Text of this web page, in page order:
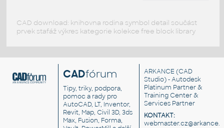
CAD download: knihovna rodina symbol detail součást
prvek stafáž výkres kategorie kolekce free block library
CADfórum
Tipy, triky, podpora,
pomoc a rady pro
AutoCAD, LT, Inventor,
Revit, Map, Civil 3D, 3ds
Max, Fusion, Forma,
ARKANCE (CAD
Studio) - Autodesk
Platinum Partner &
Training Center &
Services Partner
KONTAKT: